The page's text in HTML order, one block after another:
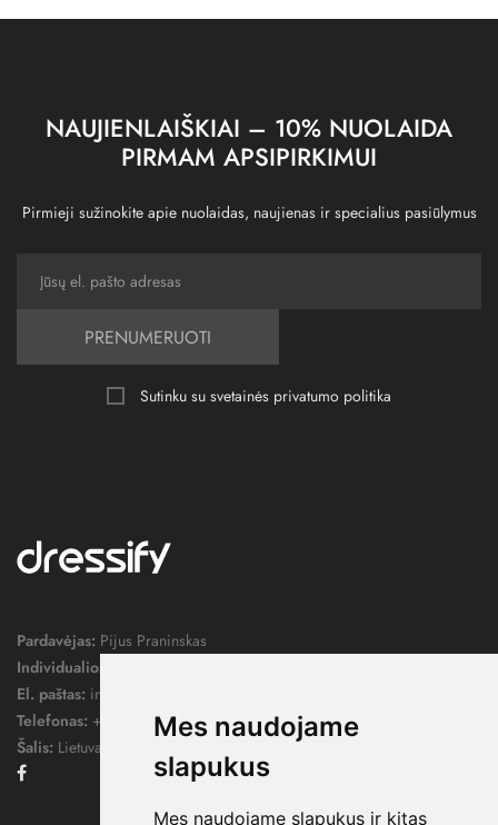
Mes naudojame
slapukus
Mes naudojame slapukus ir kitas
NAUJIENLAIŠKIAI – 10% NUOLAIDA
PIRMAM APSIPIRKIMUI
Pirmieji sužinokite apie nuolaidas, naujienas ir specialius pasiūlymus
PRENUMERUOTI
Sutinku su svetainės privatumo politika
Pardavėjas: Pijus Praninskas
Individualios veiklos pažymos nr.:
El. paštas: info@dressify.lt
Telefonas: +370 676 78578
Šalis: Lietuva